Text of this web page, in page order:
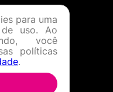
para uma
de uso. Ao
você
políticas
.